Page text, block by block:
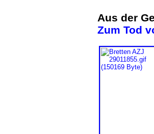
Aus der
Zum Tod